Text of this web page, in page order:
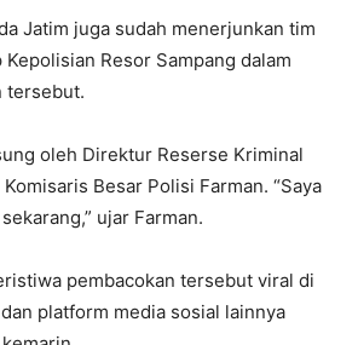
Jatim juga sudah menerjunkan tim
Resor Sampang dalam
tersebut.
oleh Direktur Reserse Kriminal
Besar Polisi Farman. “Saya
ujar Farman.
pembacokan tersebut viral di
platform media sosial lainnya